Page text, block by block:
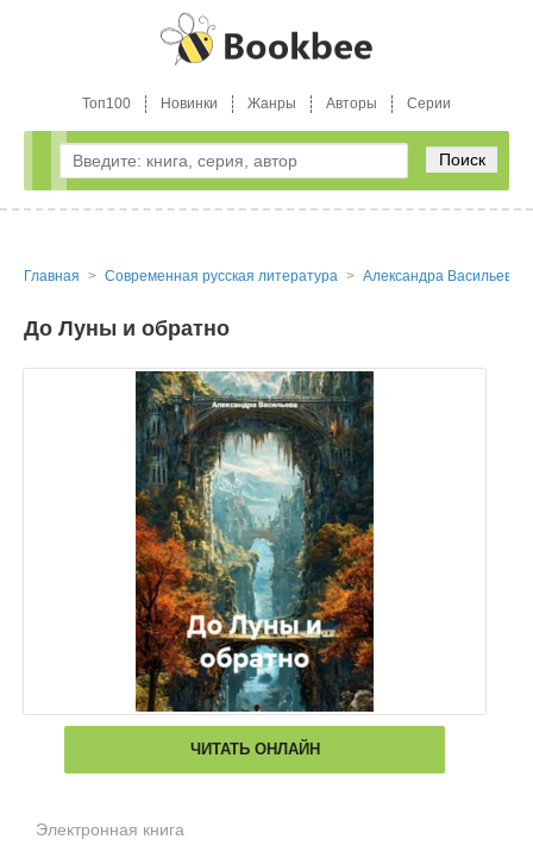
Топ100 Новинки Жанры Авторы Серии
Поиск
Главная Современная русская литература Александра Васильева
До Луны и обратно
ЧИТАТЬ ОНЛАЙН
Электронная книга